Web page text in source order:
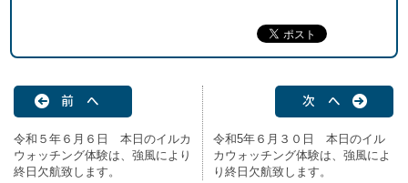
前 へ
令和５年６月６日 本日のイルカ
ウォッチング体験は、強風により
終日欠航致します。
次 へ
令和5年６月３０日 本日のイル
カウォッチング体験は、強風によ
り終日欠航致します。